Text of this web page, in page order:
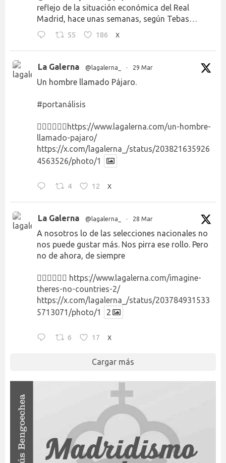
reflejo de la situación económica del Real
Madrid, hace unas semanas, según Tebas…
55 186 X
La Galerna @lagalerna_ · 29 Mar
Un hombre llamado Pájaro.
#portanálisis
👉🏻👉🏻👉🏻 https://www.lagalerna.com/un-hombre-
llamado-pajaro/
https://x.com/lagalerna_/status/203821635926
4563526/photo/1
4 12 X
La Galerna @lagalerna_ · 28 Mar
A nosotros lo de las selecciones nacionales no
nos puede gustar más. Nos pirra ese rollo. Pero
no de ahora, de siempre
👉🏻👉🏻👉🏻 https://www.lagalerna.com/imagine-
theres-no-countries-2/
https://x.com/lagalerna_/status/203784931533
5713071/photo/1
2
6 17 X
Cargar más